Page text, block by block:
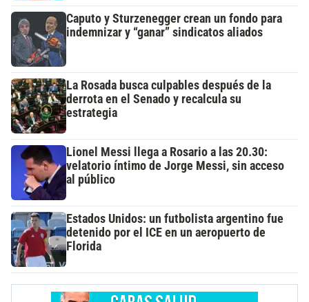
Caputo y Sturzenegger crean un fondo para
indemnizar y “ganar” sindicatos aliados
La Rosada busca culpables después de la
derrota en el Senado y recalcula su
estrategia
Lionel Messi llega a Rosario a las 20.30:
velatorio íntimo de Jorge Messi, sin acceso
al público
Estados Unidos: un futbolista argentino fue
detenido por el ICE en un aeropuerto de
Florida